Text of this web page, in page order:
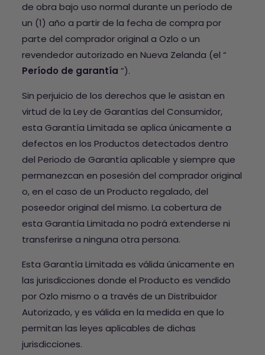
de obra bajo uso normal durante un período de
un (1) año a partir de la fecha de compra por
parte del comprador original a Ozlo o un
revendedor autorizado en Nueva Zelanda (el “
Período de garantía ”).
Sin perjuicio de los derechos que le asistan en
virtud de la Ley de Garantías del Consumidor,
esta Garantía Limitada se aplica únicamente a
defectos en los Productos detectados dentro
del Periodo de Garantía aplicable y siempre que
permanezcan en posesión del comprador original
o, en el caso de un Producto regalado, del
poseedor original del mismo. La cobertura de
esta Garantía Limitada no podrá extenderse ni
transferirse a ninguna otra persona.
Esta Garantía Limitada es válida únicamente en
las jurisdicciones donde el Producto es vendido
por Ozlo mismo o a través de un Distribuidor
Autorizado, y es válida en la medida en que lo
permitan las leyes aplicables de dichas
jurisdicciones.